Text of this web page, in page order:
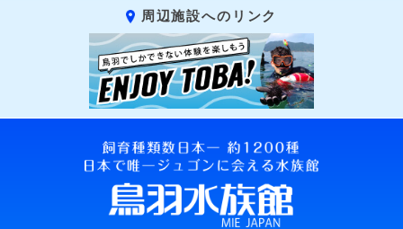
周辺施設へのリンク